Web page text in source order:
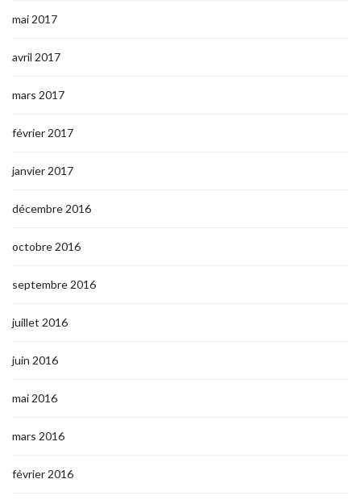
mai 2017
avril 2017
mars 2017
février 2017
janvier 2017
décembre 2016
octobre 2016
septembre 2016
juillet 2016
juin 2016
mai 2016
mars 2016
février 2016